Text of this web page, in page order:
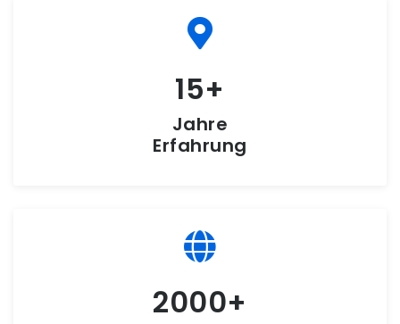
15
Jahre
Erfahrung
2000